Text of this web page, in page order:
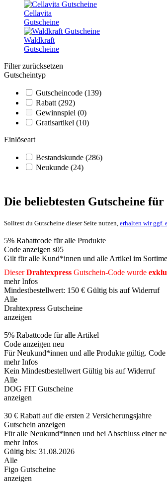
Cellavita
Gutscheine
Waldkraft
Gutscheine
Filter zurücksetzen
Gutscheintyp
Gutscheincode (139)
Rabatt (292)
Gewinnspiel (0)
Gratisartikel (10)
Einlöseart
Bestandskunde (286)
Neukunde (24)
Die beliebtesten Gutscheine
Solltest du Gutscheine dieser Seite nutzen, erhalten wir ggf.
5% Rabattcode für alle Produkte
Code anzeigen s05
Gilt für alle Kund*innen und alle Artikel im
DieserDrahtexpress Gutschein-Code wurde
mehr Infos
Mindestbestellwert: 150 € Gültig bis auf Widerruf
Alle
Drahtexpress Gutscheine
anzeigen
5% Rabattcode für alle Artikel
Code anzeigen neu
Für Neukund*innen und alle Produkte gültig.
mehr Infos
Kein Mindestbestellwert Gültig bis auf Widerruf
Alle
DOG FIT Gutscheine
anzeigen
30 € Rabatt auf die ersten 2 Versicherungsjahre
Gutschein anzeigen
Für alle Neukund*innen und bei Abschluss einer
mehr Infos
Gültig bis: 31.08.2026
Alle
Figo Gutscheine
anzeigen